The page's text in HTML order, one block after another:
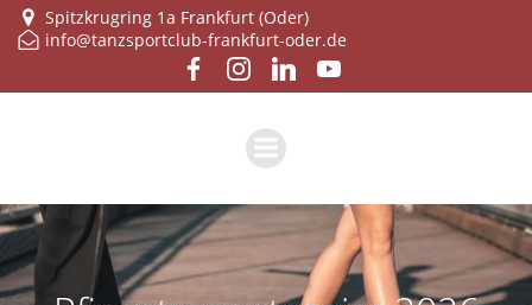
Zum
Inhalt
springen
Spitzkrugring 1a Frankfurt (Oder)
info@tanzsportclub-frankfurt-oder.de